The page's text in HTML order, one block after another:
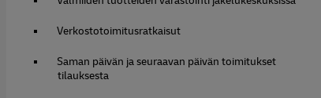
Verkostotoimitusratkaisut
Saman päivän ja seuraavan päivän toimitukset
tilauksesta